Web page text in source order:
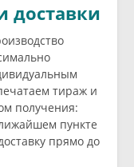
доставки
тираж и
получения:
пункте
прямо до